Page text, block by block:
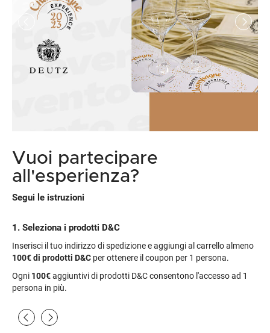
Vuoi partecipare
all'esperienza?
Segui le istruzioni
1. Seleziona i prodotti D&C
Inserisci il tuo indirizzo di spedizione e aggiungi al carrello almeno
100€di prodotti D&C per ottenere il coupon per 1 persona.
Ogni 100€aggiuntivi di prodotti D&C consentono l'accesso ad 1
persona in più.